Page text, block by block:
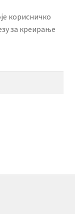
корисничко
за креирање